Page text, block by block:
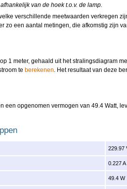
van de hoek t.o.v. de lamp.
verschillende meetwaarden verkregen
zo een aantal metingen, die afkomstig zijn
1 meter, gehaald uit het stralingsdiagram
te berekenen . Het resultaat van deze
een opgenomen vermogen van 49.4 Watt,
229.97
0.227 A
49.4 W